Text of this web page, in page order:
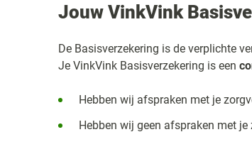
Jouw VinkVink
De Basisverzekering is de verplichte
Je VinkVink Basisverzekering is een
Hebben wij afspraken met je
Hebben wij geen afspraken met